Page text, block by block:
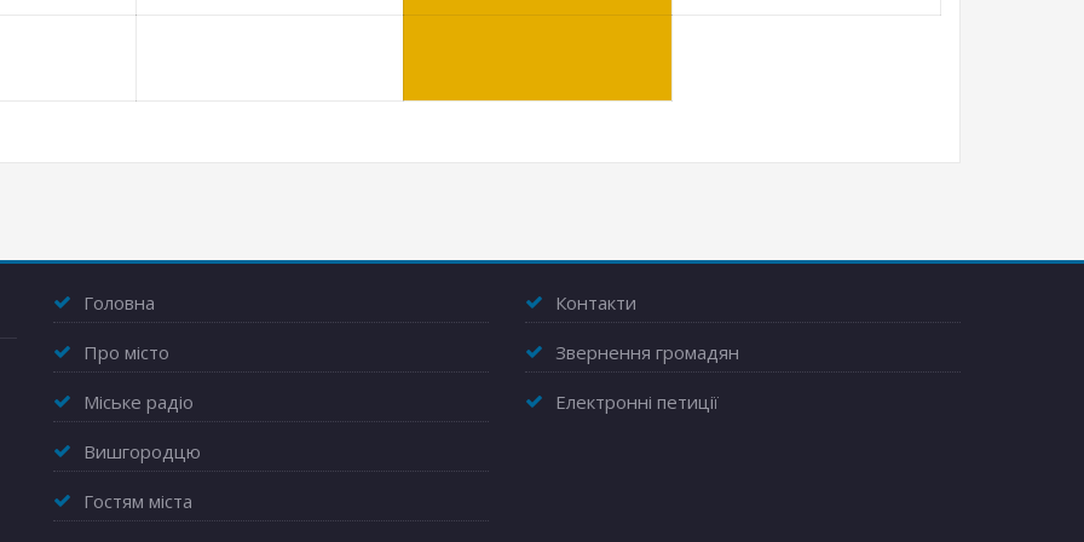
Головна
Про місто
Міське радіо
Вишгородцю
Гостям міста
Контакти
Звернення громадян
Електронні петиції